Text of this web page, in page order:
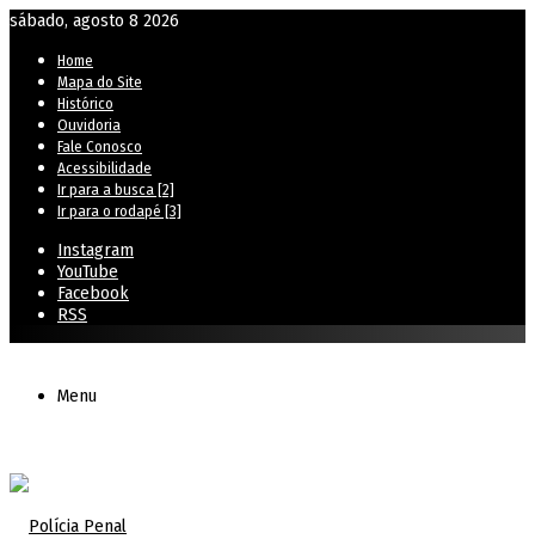
sábado, agosto 8 2026
Home
Mapa do Site
Histórico
Ouvidoria
Fale Conosco
Acessibilidade
Ir para a busca [2]
Ir para o rodapé [3]
Instagram
YouTube
Facebook
RSS
Menu